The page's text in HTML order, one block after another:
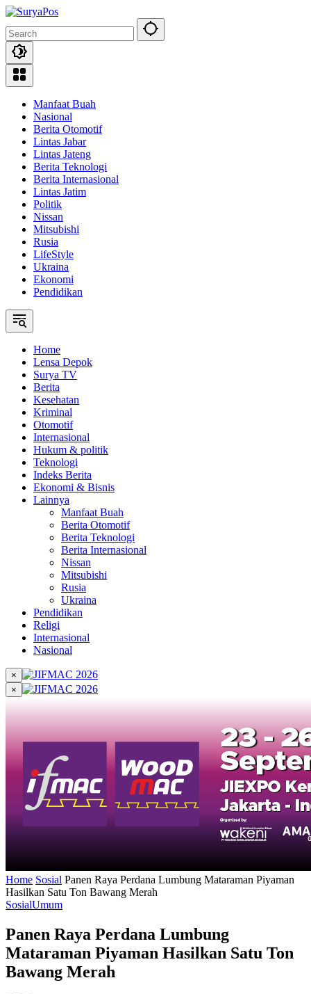
Skip
content
Manfaat Buah
Nasional
Berita Otomotif
Lintas Jabar
Lintas Jateng
Berita Teknologi
Berita Internasional
Lintas Jatim
Politik
Nissan
Mitsubishi
Rusia
LifeStyle
Ukraina
Ekonomi
Pendidikan
Home
Lensa Depok
Surya TV
Berita
Kesehatan
Kriminal
Otomotif
Internasional
Hukum & politik
Teknologi
Indeks Berita
Ekonomi & Bisnis
Lainnya
Manfaat Buah
Berita Otomotif
Berita Teknologi
Berita Internasional
Nissan
Mitsubishi
Rusia
Ukraina
Pendidikan
Religi
Internasional
Nasional
×
×
Home Sosial Panen Raya Perdana Lumbung Mataraman Piyaman
Hasilkan Satu Ton Bawang Merah
SosialUmum
Panen Raya Perdana Lumbung
Mataraman Piyaman Hasilkan Satu Ton
Bawang Merah